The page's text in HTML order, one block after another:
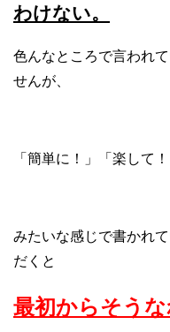
わけない。
色んなところで言われ
せんが、
「簡単に！」「楽して
みたいな感じで書かれ
だくと
最初からそう